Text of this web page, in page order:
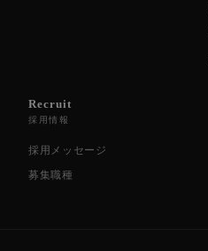
Recruit
採用情報
採用メッセージ
募集職種